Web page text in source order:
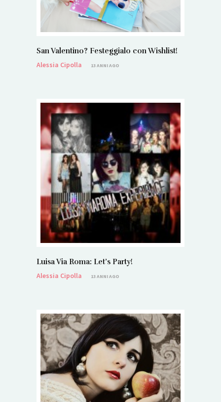
San Valentino? Festeggialo con Wishlist!
Alessia Cipolla
13 ANNI AGO
Luisa Via Roma: Let’s Party!
Alessia Cipolla
13 ANNI AGO